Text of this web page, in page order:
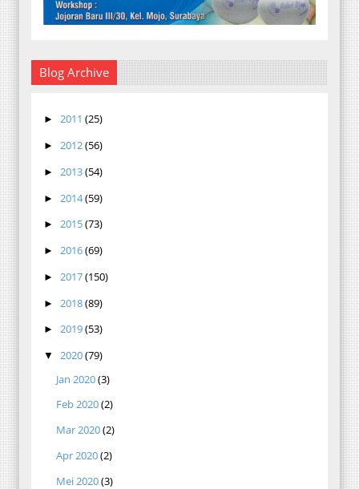
Blog Archive
► 2011 (25)
► 2012(56)
► 2013(54)
► 2014(59)
► 2015(73)
► 2016(69)
► 2017(150)
► 2018(89)
► 2019(53)
▼ 2020(79)
Jan 2020(3)
Feb 2020(2)
Mar 2020(2)
Apr 2020(2)
Mei 2020(3)